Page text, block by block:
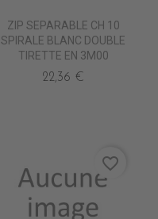
ZIP SEPARABLE CH 10
SPIRALE BLANC DOUBLE
TIRETTE EN 3M00
22,36 €
favorite_border